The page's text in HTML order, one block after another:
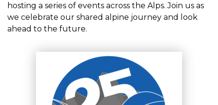
hosting a series of events across the Alps. Join us as
we celebrate our shared alpine journey and look
ahead to the future.